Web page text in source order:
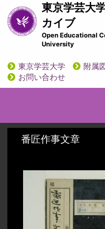
イ
ン
ン
ツ
東京学芸大
カイブ
Open Educational
University
utility
東京学芸大学
附属
お問い合わせ